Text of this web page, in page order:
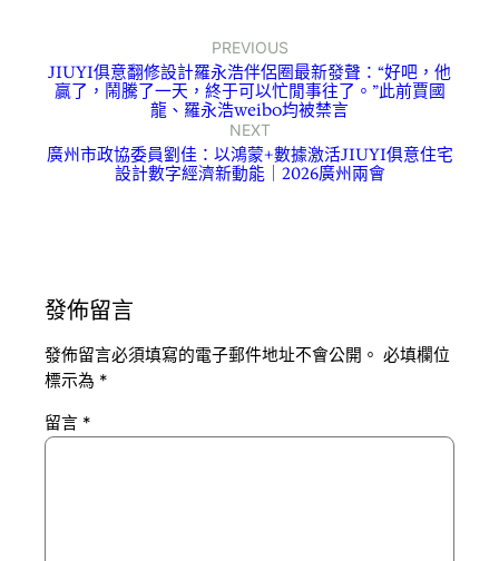
PREVIOUS
JIUYI俱意翻修設計羅永浩伴侶圈最新發聲：“好吧，他
贏了，鬧騰了一天，終于可以忙閒事往了。”此前賈國
龍、羅永浩weibo均被禁言
NEXT
廣州市政協委員劉佳：以鴻蒙+數據激活JIUYI俱意住宅
設計數字經濟新動能｜2026廣州兩會
發佈留言
發佈留言必須填寫的電子郵件地址不會公開。 必填欄位
標示為 *
留言 *